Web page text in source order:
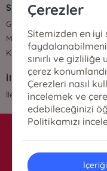
Sözleşmeler
Gizlilik Sözleşmesi
Mesafeli Satış Sözleşmesi
Kullanıcı Sözleşmesi
İletişim
İletişim
Çerezler
Sitemizden en iyi
sınırlı ve
çerez
Çerezleri nasıl
incelemek ve
edebileceğinizi
Politikamızı